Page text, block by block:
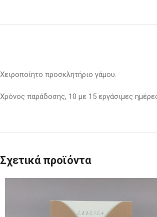
Χειροποίητο προσκλητήριο γάμου.
Χρόνος παράδοσης, 10 με 15 εργάσιμες
Σχετικά προϊόντα